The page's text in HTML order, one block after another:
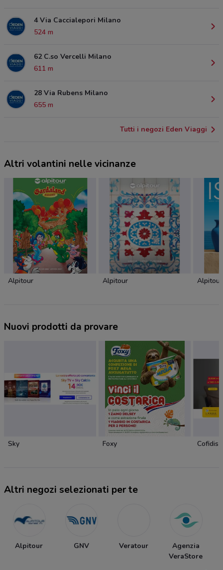
4 Via Caccialepori Milano
524 m
62 C.so Vercelli Milano
611 m
28 Via Rubens Milano
655 m
Tutti i negozi Eden Viaggi
Altri volantini nelle vicinanze
Alpitour Alpitour Alpitour
Nuovi prodotti da provare
Sky Foxy Cofidis
Altri negozi selezionati per te
Alpitour GNV Veratour
Agenzia
VeraStore